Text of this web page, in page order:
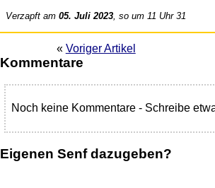
Verzapft am05. Juli 2023, so um 11 Uhr 31
« Voriger Artikel
Kommentare
Noch keine Kommentare - Schreibe
Eigenen Senf dazugeben?